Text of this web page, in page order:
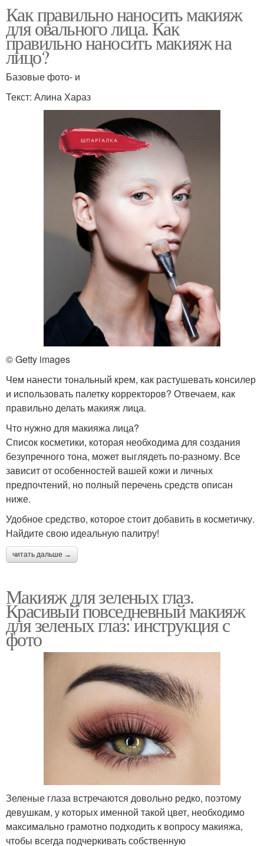
Как правильно наносить макияж
для овального лица. Как
правильно наносить макияж на
лицо?
Базовые фото- и
Текст: Алина Хараз
© Getty images
Чем нанести тональный крем, как растушевать консилер
и использовать палетку корректоров? Отвечаем, как
правильно делать макияж лица.
Что нужно для макияжа лица?
Список косметики, которая необходима для создания
безупречного тона, может выглядеть по-разному. Все
зависит от особенностей вашей кожи и личных
предпочтений, но полный перечень средств описан
ниже.
Удобное средство, которое стоит добавить в косметичку.
Найдите свою идеальную палитру!
читать дальше →
Макияж для зеленых глаз.
Красивый повседневный макияж
для зеленых глаз: инструкция с
фото
Зеленые глаза встречаются довольно редко, поэтому
девушкам, у которых именной такой цвет, необходимо
максимально грамотно подходить к вопросу макияжа,
чтобы всегда подчеркивать собственную